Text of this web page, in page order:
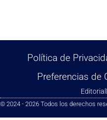
Política de
Preferencias de
Editorial
© 2024 - 2026 Todos los derechos